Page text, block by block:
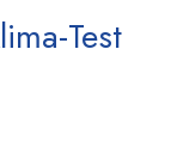
Test